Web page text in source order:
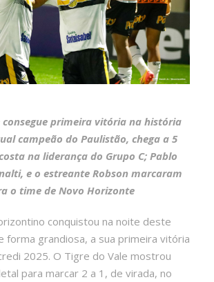
consegue primeira vitória na história
campeão do Paulistão, chega a 5
na liderança do Grupo C; Pablo
e o estreante Robson marcaram
o time de Novo Horizonte
conquistou na noite deste
forma grandiosa, a sua primeira vitória
2025. O Tigre do Vale mostrou
para marcar 2 a 1, de virada, no